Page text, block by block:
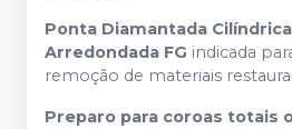
Ponta Diamantada
Arredondada FG indicada
remoção de materiais
Preparo para coroas totais